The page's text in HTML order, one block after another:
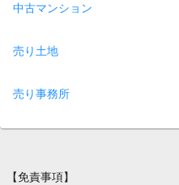
中古マンション
売り土地
売り事務所
【免責事項】